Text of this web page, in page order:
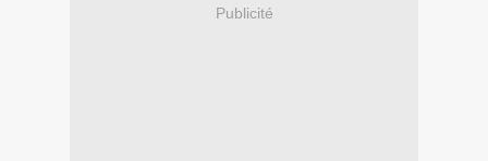
Publicité